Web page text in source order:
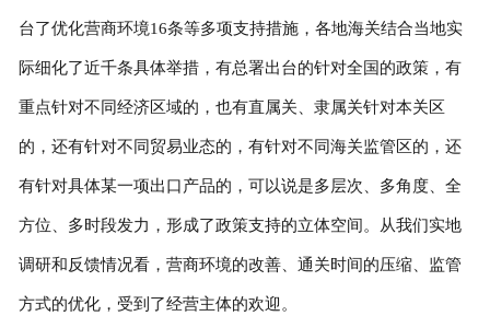
台了优化营商环境16条等多项支持措施，各地海关结合当地实
际细化了近千条具体举措，有总署出台的针对全国的政策，有
重点针对不同经济区域的，也有直属关、隶属关针对本关区
的，还有针对不同贸易业态的，有针对不同海关监管区的，还
有针对具体某一项出口产品的，可以说是多层次、多角度、全
方位、多时段发力，形成了政策支持的立体空间。从我们实地
调研和反馈情况看，营商环境的改善、通关时间的压缩、监管
方式的优化，受到了经营主体的欢迎。